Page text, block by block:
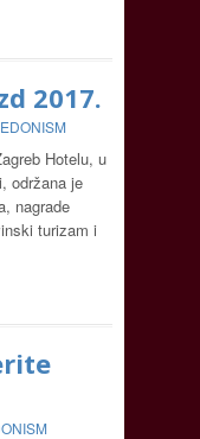
2017.
Hotelu, u
održana je
nagrade
turizam i